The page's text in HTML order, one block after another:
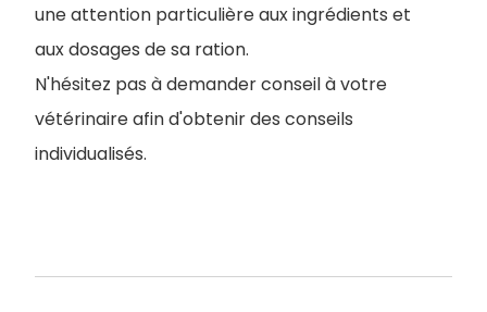
une attention particulière aux ingrédients et
aux dosages de sa ration.
N'hésitez pas à demander conseil à votre
vétérinaire afin d'obtenir des conseils
individualisés.